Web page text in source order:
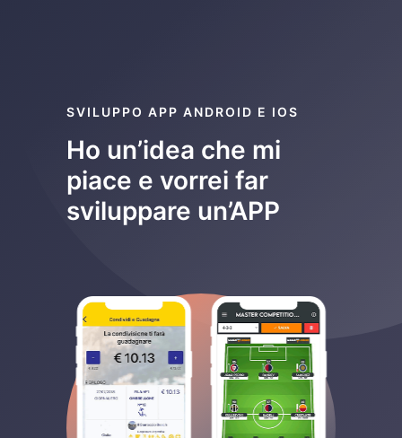
SVILUPPO APP ANDROID E IOS
Ho un’idea che mi
piace e vorrei far
sviluppare un’APP